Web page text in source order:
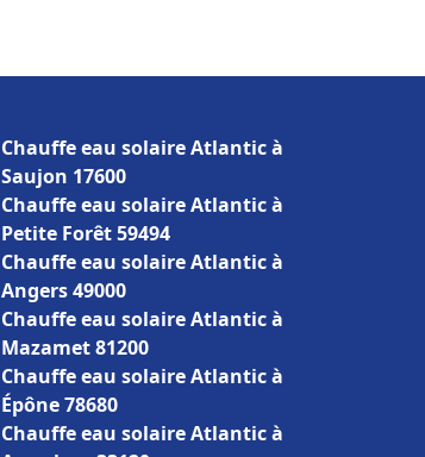
Chauffe eau solaire Atlantic à
Saujon 17600
Chauffe eau solaire Atlantic à
Petite Forêt 59494
Chauffe eau solaire Atlantic à
Angers 49000
Chauffe eau solaire Atlantic à
Mazamet 81200
Chauffe eau solaire Atlantic à
Épône 78680
Chauffe eau solaire Atlantic à